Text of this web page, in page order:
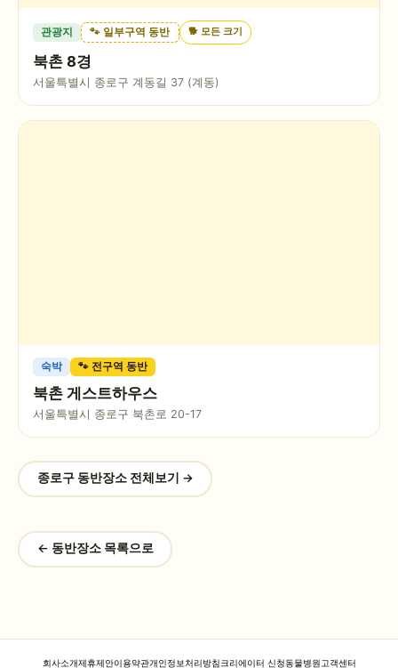
관광지 🐾 일부구역 동반 🐕 모든 크기
북촌 8경
서울특별시 종로구 계동길 37 (계동)
숙박 🐾 전구역 동반
북촌 게스트하우스
서울특별시 종로구 북촌로 20-17
종로구동반장소 전체보기 →
← 동반장소 목록으로
회사소개제휴제안이용약관개인정보처리방침크리에이터 신청동물병원고객센터